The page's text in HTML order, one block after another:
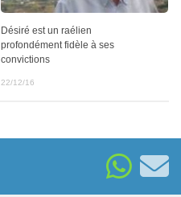
Désiré est un raélien
profondément fidèle à ses
convictions
22/12/16